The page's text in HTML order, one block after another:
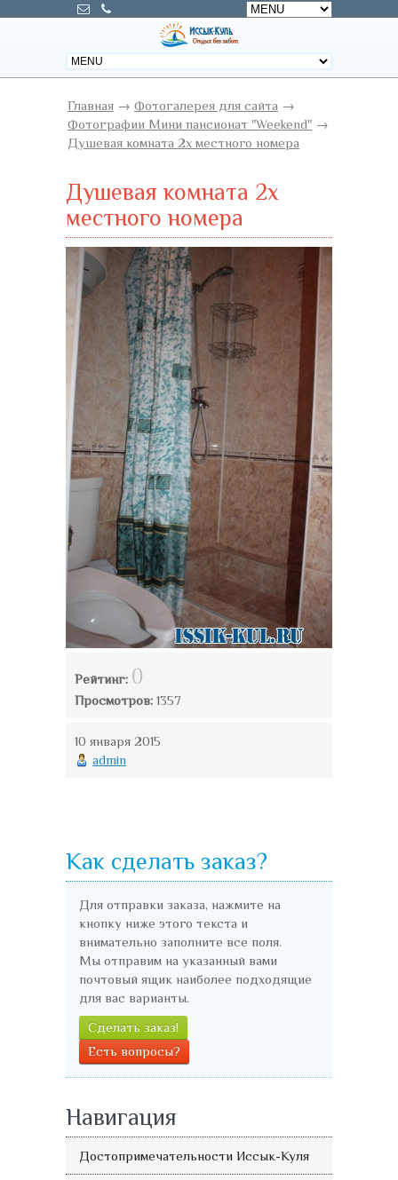
Главная → Фотогалерея для сайта →
Фотографии Мини пансионат "Weekend" →
Душевая комната 2х местного номера
Душевая комната 2х
местного номера
Рейтинг: 0
Просмотров: 1357
10 января 2015
admin
Как сделать заказ?
Для отправки заказа, нажмите на
кнопку ниже этого текста и
внимательно заполните все поля.
Мы отправим на указанный вами
почтовый ящик наиболее подходящие
для вас варианты.
Сделать заказ!
Есть вопросы?
Навигация
Достопримечательности Иссык-Куля